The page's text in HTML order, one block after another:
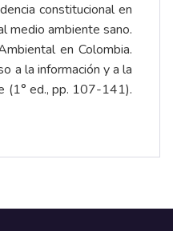
constitucional en
medio ambiente sano.
en Colombia.
a la información y a la
(1° ed., pp. 107-141).